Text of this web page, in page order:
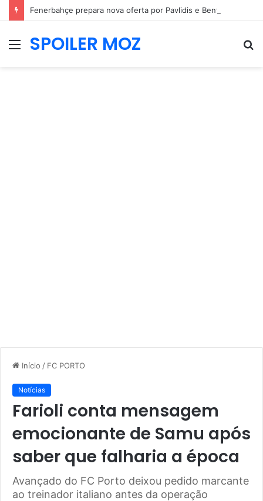
MenuSPOILER MOZ
Início / FC PORTO
Notícias
Farioli conta mensagem
emocionante de Samu após
saber que falharia a época
Avançado do FC Porto deixou pedido marcante
ao treinador italiano antes da operação